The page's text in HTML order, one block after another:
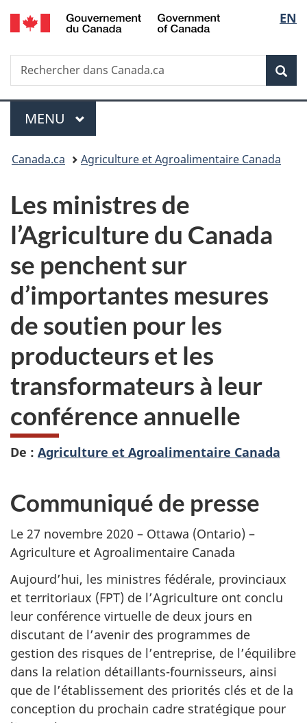
Passer
au
principal
Passer
à
Au
du
Passer
à
version
simplifiée
de
la
EN
Recherche
Rechercher
dans
Menu
MENU PRINCIPAL
Vous
ici :
Canada.ca Agriculture et Agroalimentaire Canada
Les ministres de
l’Agriculture du Canada
se penchent sur
d’importantes mesures
de soutien pour les
producteurs et les
transformateurs à leur
conférence annuelle
De : Agriculture et Agroalimentaire Canada
Communiqué de presse
Le 27 novembre 2020 – Ottawa (Ontario) –
Agriculture et Agroalimentaire Canada
Aujourd’hui, les ministres fédérale, provinciaux
et territoriaux (FPT) de l’Agriculture ont conclu
leur conférence virtuelle de deux jours en
discutant de l’avenir des programmes de
gestion des risques de l’entreprise, de l’équilibre
dans la relation détaillants-fournisseurs, ainsi
que de l’établissement des priorités clés et de la
conception du prochain cadre stratégique pour